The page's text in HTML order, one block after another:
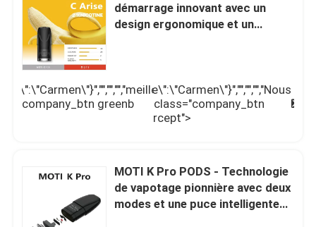
démarrage innovant avec un
design ergonomique et un
greenb
meilleur
prix
\",\"username\":\"Carmen\"}","","","","Nous
contacter");' class="company_btn
orangeb intercept">
MOTI K Pro PODS - Technologie
de vapotage pionnière avec deux
modes et une puce intelligente